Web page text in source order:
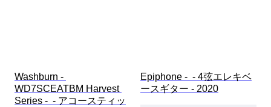
Washburn -
WD7SCEATBM Harvest
Series -  - アコースティッ
Epiphone -  - 4弦エレキベ
ースギター - 2020